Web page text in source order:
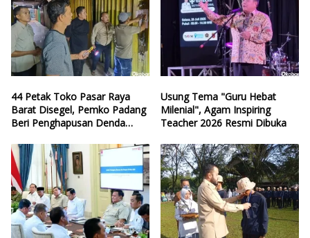
44 Petak Toko Pasar Raya
Barat Disegel, Pemko Padang
Beri Penghapusan Denda
Usung Tema "Guru Hebat
Milenial", Agam Inspiring
Teacher 2026 Resmi Dibuka